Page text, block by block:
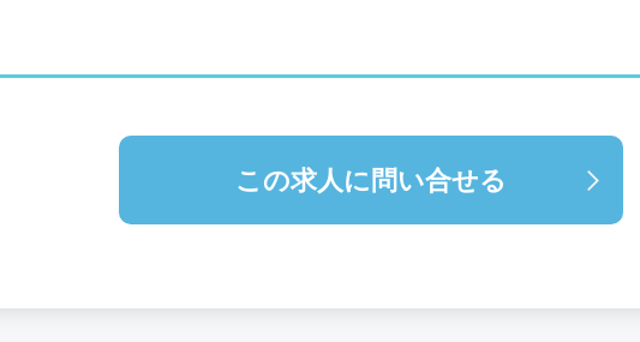
この求人に問い合せる